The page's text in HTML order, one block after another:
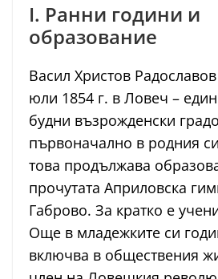
I. Ранни години и
образование
Васил Христов
юли 1854 г. в Ловеч –
будни възрожденски
първоначално в родния
това продължава
прочутата Априловска
Габрово. За кратко е
Още в младежките си
включва в обществения